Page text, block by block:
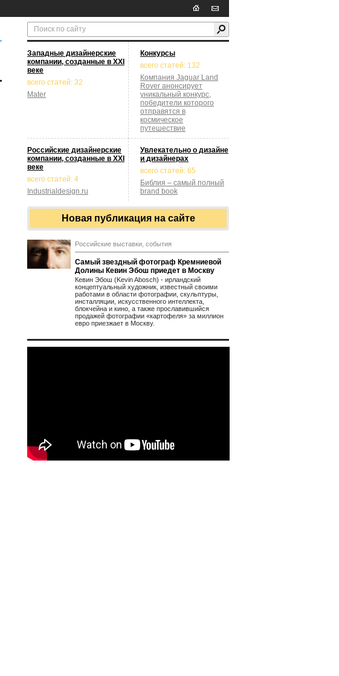
Западные дизайнерские
компании, созданные в XXI
веке
всего статей: 32
Mater
Конкурсы
всего статей: 132
Компания Jaguar Land
Rover анонсирует
уникальный конкурс,
победители которого
отправятся в
космическое
путешествие
Российские дизайнерские
компании, созданные в XXI
веке
всего статей: 4
Industrialdesign.ru
Увлекательно о дизайне
и дизайнерах
всего статей: 65
Библия – самый полный
brand book
Новая публикация на сайте
Российские выставки, события
Самый звездный фотограф Кремниевой
Долины Кевин Эбош приедет в Москву
Кевин Эбош (Kevin Abosch) - ирландский
концептуальный художник, известный своими
работами в области фотографии, скульптуры,
инсталляции, искусственного интеллекта,
блокчейна и кино, а также прославившийся
продажей фотографии «картофеля» за миллион
евро приезжает в Москву.